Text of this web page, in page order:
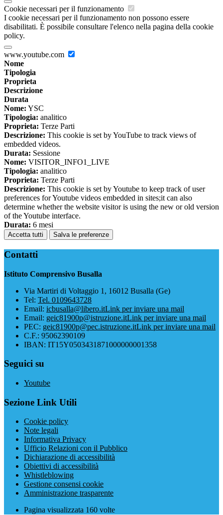
Cookie necessari per il funzionamento
I cookie necessari per il funzionamento non possono essere
disabilitati. È possibile consultare l'elenco nella pagina della cookie
policy.
www.youtube.com
Nome
Tipologia
Proprieta
Descrizione
Durata
Nome: YSC
Tipologia: analitico
Proprieta: Terze Parti
Descrizione: This cookie is set by YouTube to track views of
embedded videos.
Durata: Sessione
Nome: VISITOR_INFO1_LIVE
Tipologia: analitico
Proprieta: Terze Parti
Descrizione: This cookie is set by Youtube to keep track of user
preferences for Youtube videos embedded in sites;it can also
determine whether the website visitor is using the new or old version
of the Youtube interface.
Durata: 6 mesi
Accetta tutti Salva le preferenze
Contatti
Istituto Comprensivo Busalla
Via Martiri di Voltaggio 1, 16012 Busalla (Ge)
Tel: Tel. 0109643728
Email: icbusalla@libero.itLink per inviare una mail
Email: geic81900p@istruzione.itLink per inviare una mail
PEC: geic81900p@pec.istruzione.itLink per inviare una mail
C.F.: 95062390109
IBAN: IT15Y0503431871000000001358
Seguici su
Youtube
Sezione Link Utili
Cookie policy
Note legali
Informativa Privacy
Ufficio Relazioni con il Pubblico
Dichiarazione di accessibilità
Obiettivi di accessibilità
Whistleblowing
Gestione consensi cookie
Amministrazione trasparente
Pagina visualizzata 160 volte